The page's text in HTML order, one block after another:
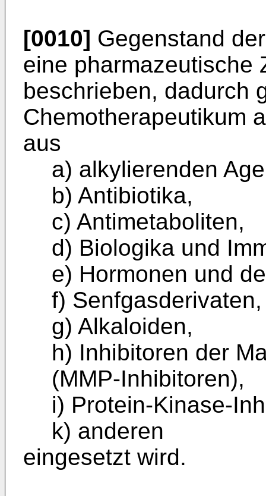
[0010] Gegenstand
eine pharmazeutische
beschrieben, dadurch
Chemotherapeutikum
aus
a) alkylierenden
b) Antibiotika,
c) Antimetaboliten,
d) Biologika und
e) Hormonen und
f) Senfgasderivaten,
g) Alkaloiden,
h) Inhibitoren der
(MMP-Inhibitoren),
i) Protein-Kinase-
k) anderen
eingesetzt wird.